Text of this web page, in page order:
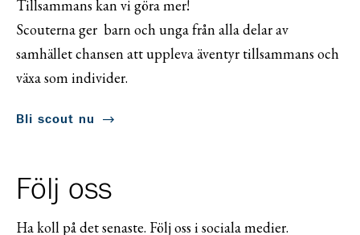
Tillsammans kan vi göra mer!
Scouterna ger barn och unga från alla delar av
samhället chansen att uppleva äventyr tillsammans och
växa som individer.
Bli scout nu
Följ oss
Ha koll på det senaste. Följ oss i sociala medier.